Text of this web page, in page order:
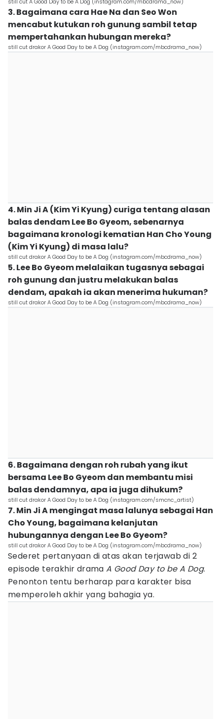
3. Bagaimana cara Hae Na dan Seo Won
mencabut kutukan roh gunung sambil tetap
mempertahankan hubungan mereka?
still cut drakor A Good Day to be A Dog (instagram.com/mbcdrama_now)
4. Min Ji A (Kim Yi Kyung) curiga tentang alasan
balas dendam Lee Bo Gyeom, sebenarnya
bagaimana kronologi kematian Han Cho Young
(Kim Yi Kyung) di masa lalu?
still cut drakor A Good Day to be A Dog (instagram.com/mbcdrama_now)
5. Lee Bo Gyeom melalaikan tugasnya sebagai
roh gunung dan justru melakukan balas
dendam, apakah ia akan menerima hukuman?
still cut drakor A Good Day to be A Dog (instagram.com/mbcdrama_now)
6. Bagaimana dengan roh rubah yang ikut
bersama Lee Bo Gyeom dan membantu misi
balas dendamnya, apa ia juga dihukum?
still cut drakor A Good Day to be A Dog (instagram.com/smcnc_artist)
7. Min Ji A mengingat masa lalunya sebagai Han
Cho Young, bagaimana kelanjutan
hubungannya dengan Lee Bo Gyeom?
still cut drakor A Good Day to be A Dog (instagram.com/mbcdrama_now)
Sederet pertanyaan di atas akan terjawab di 2
episode terakhir dramaA Good Day to be A Dog.
Penonton tentu berharap para karakter bisa
memperoleh akhir yang bahagia ya.